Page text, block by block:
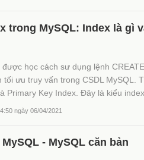
trong MySQL: Index là gì
học cách sư dụng lệnh
tối ưu truy vấn trong CSDL MySQL.
Primary Key Index. Đây là kiểu
ngày 06/04/2021
- MySQL căn bản